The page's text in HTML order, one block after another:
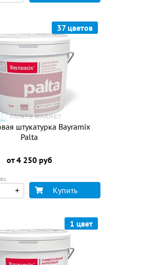
37 цветов
штукатурка Bayramix
Palta
от 4 250 руб
Купить
1 цвет